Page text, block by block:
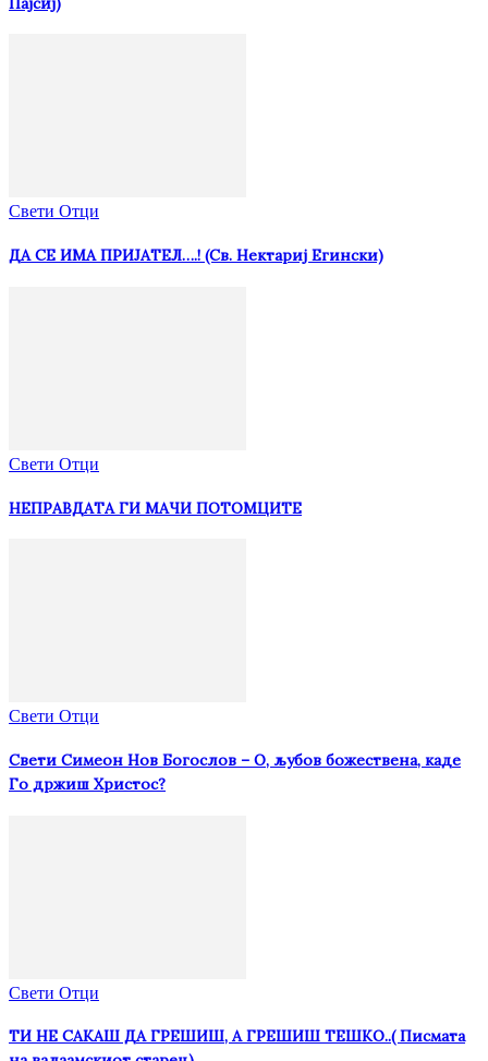
Свети Отци
ДА СЕ ИМА ПРИЈАТЕЛ….! (Св. Нектариј Егински)
Свети Отци
НЕПРАВДАТА ГИ МАЧИ ПОТОМЦИТЕ
Свети Отци
Свети Симеон Нов Богослов – О, љубов божествена, каде
Го држиш Христос?
Свети Отци
ТИ НЕ САКАШ ДА ГРЕШИШ, А ГРЕШИШ ТЕШКО..( Писмата